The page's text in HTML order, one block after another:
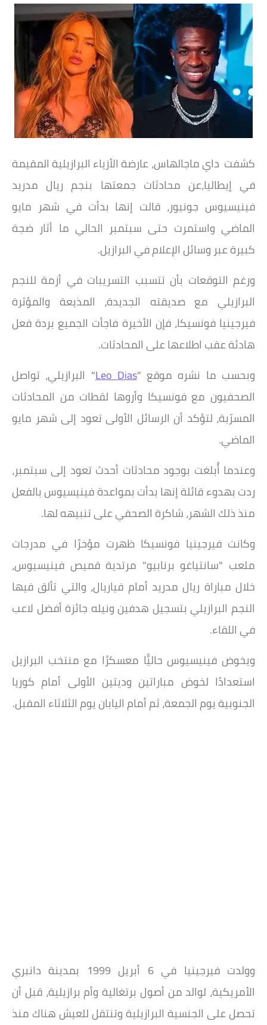
كشفت داي ماجالهاس، عارضة الأزياء البرازيلية المقيمة
في إيطاليا،عن محادثات جمعتها بنجم ريال مدريد
فينيسيوس جونيور، قالت إنها بدأت في شهر مايو
الماضي واستمرت حتى سبتمبر الحالي ما أثار ضجة
كبيرة عبر وسائل الإعلام في البرازيل.
ورغم التوقعات بأن تتسبب التسريبات في أزمة للنجم
البرازيلي مع صديقته الجديدة، المذيعة والمؤثرة
فيرجينيا فونسيكا، فإن الأخيرة فاجأت الجميع بردة فعل
هادئة عقب اطلاعها على المحادثات.
وبحسب ما نشره موقع "Leo Dias" البرازيلي، تواصل
الصحفيون مع فونسيكا وأروها لقطات من المحادثات
المسرّبة، لتؤكد أن الرسائل الأولى تعود إلى شهر مايو
الماضي.
وعندما أُبلغت بوجود محادثات أحدث تعود إلى سبتمبر،
ردت بهدوء قائلة إنها بدأت بمواعدة فينيسيوس بالفعل
منذ ذلك الشهر، شاكرة الصحفي على تنبيهه لها.
وكانت فيرجينيا فونسيكا ظهرت مؤخرًا في مدرجات
ملعب "سانتياغو برنابيو" مرتدية قميص فينيسيوس،
خلال مباراة ريال مدريد أمام فياريال، والتي تألق فيها
النجم البرازيلي بتسجيل هدفين ونيله جائزة أفضل لاعب
في اللقاء.
ويخوض فينيسيوس حاليًّا معسكرًا مع منتخب البرازيل
استعدادًا لخوض مباراتين وديتين الأولى أمام كوريا
الجنوبية يوم الجمعة، ثم أمام اليابان يوم الثلاثاء المقبل.
وولدت فيرجينيا في 6 أبريل 1999 بمدينة دانبري
الأمريكية، لوالد من أصول برتغالية وأم برازيلية، قبل أن
تحصل على الجنسية البرازيلية وتنتقل للعيش هناك منذ